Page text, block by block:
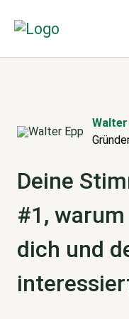
Walter
Deine
#1,
dich und